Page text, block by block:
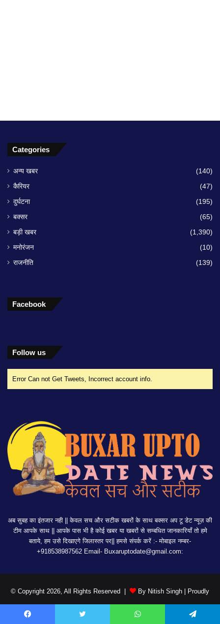
Categories
अन्य खबर (140)
कैरियर (47)
दुर्घटना (195)
बक्सर (65)
बड़ी खबर (1,390)
मनोरंजन (10)
राजनीति (139)
Facebook
Follow us
Error Can not Get Tweets, Incorrect account info.
अब सुबह का इंतजार नही || केवल सच और सटीक खबरों के साथ बक्सर अप टू डेट न्यूज़ की
टीम आपके साथ || आपके पास भी है कोई खबर या खबरों से सम्बधित जानकारियाँ तो हमे
बताये, हम उसे दिखाएगे जिलास्तर पर|| हमसे संपर्क करें :- मोबाइल नम्बर-
+918538987562 Email- Buxaruptodate@gmail.com:
© Copyright 2026, All Rights Reserved | By Nitish Singh | Proudly